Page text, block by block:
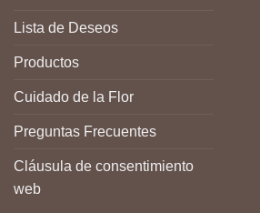
Lista de Deseos
Productos
Cuidado de la Flor
Preguntas Frecuentes
Cláusula de consentimiento
web